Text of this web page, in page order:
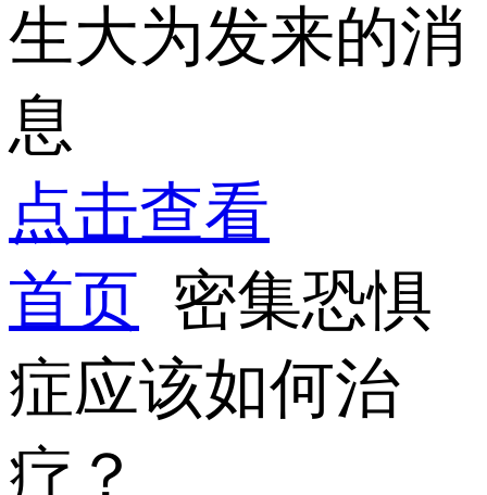
生大为发来的消
息
点击查看
首页 密集恐惧
症应该如何治
疗？